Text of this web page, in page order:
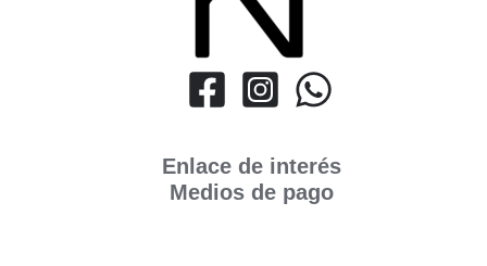
Enlace de interés
Medios de pago